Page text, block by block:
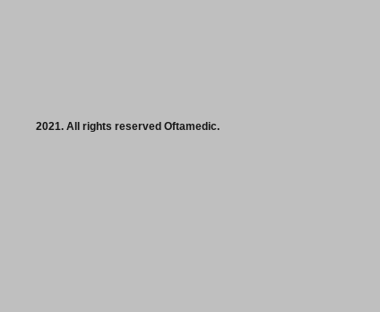
2021. All rights reserved Oftamedic.